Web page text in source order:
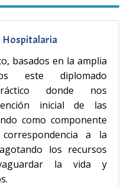
Hospitalaria
basados en la amplia
este diplomado
donde nos
inicial de las
como componente
a la
los recursos
la vida y